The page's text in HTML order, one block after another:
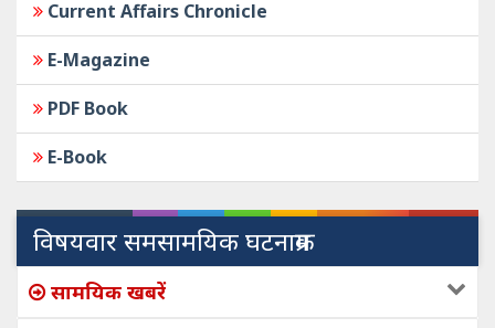
Current Affairs Chronicle
E-Magazine
PDF Book
E-Book
विषयवार समसामयिक घटनाक्रम
सामयिक खबरें